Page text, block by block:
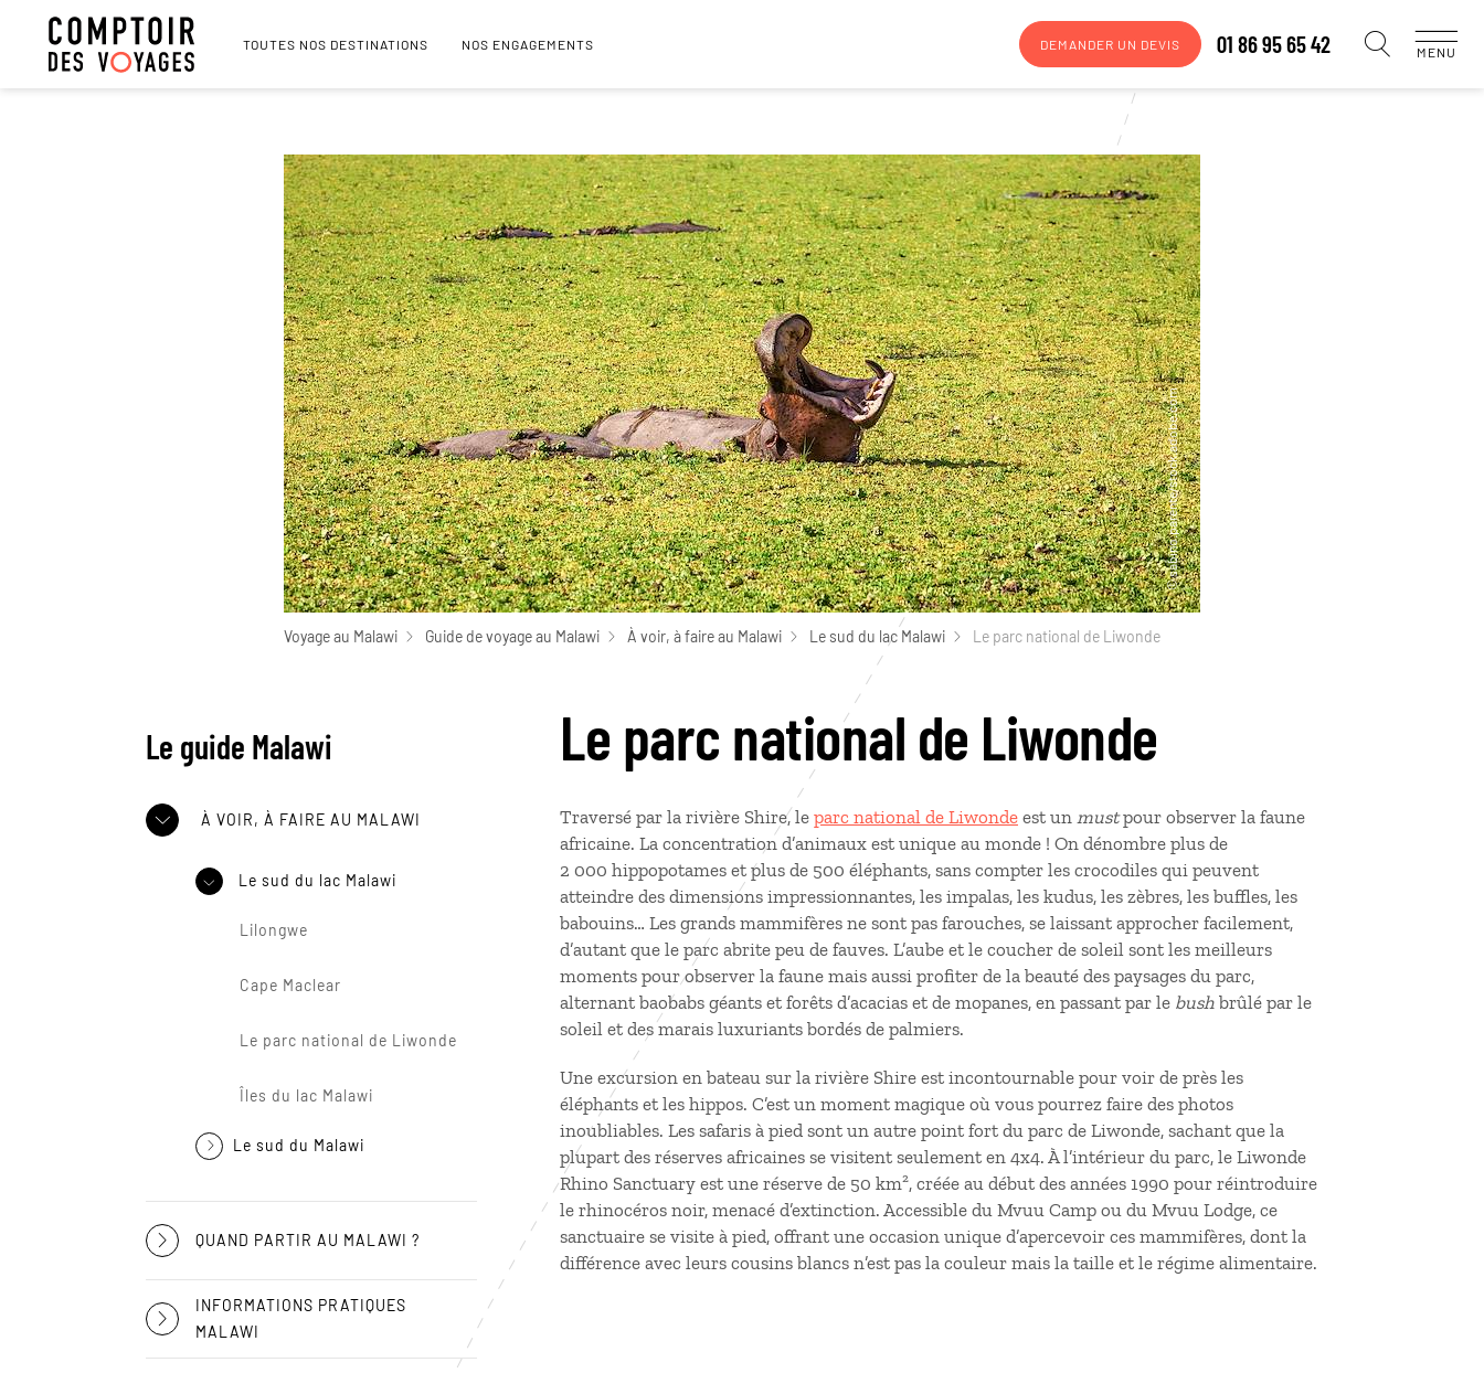
TOUTES NOS DESTINATIONS NOS ENGAGEMENTS DEMANDER UN DEVIS 01 86 95 65 42 MENU
Voyage au Malawi Guide de voyage au Malawi À voir, à faire au Malawi Le sud du lac Malawi Le parc national de Liwonde
Le guide Malawi
À VOIR, À FAIRE AU MALAWI
Le sud du lac Malawi
Lilongwe
Cape Maclear
Le parc national de Liwonde
Îles du lac Malawi
Le sud du Malawi
QUAND PARTIR AU MALAWI ?
INFORMATIONS PRATIQUES
MALAWI
Le parc national de Liwonde
Traversé par la rivière Shire, le parc national de Liwonde est un mustpour observer la faune
africaine. La concentration d’animaux est unique au monde ! On dénombre plus de
2 000 hippopotames et plus de 500 éléphants, sans compter les crocodiles qui peuvent
atteindre des dimensions impressionnantes, les impalas, les kudus, les zèbres, les buffles, les
babouins… Les grands mammifères ne sont pas farouches, se laissant approcher facilement,
d’autant que le parc abrite peu de fauves. L’aube et le coucher de soleil sont les meilleurs
moments pour observer la faune mais aussi profiter de la beauté des paysages du parc,
alternant baobabs géants et forêts d’acacias et de mopanes, en passant par le bush brûlé par le
soleil et des marais luxuriants bordés de palmiers.
Une excursion en bateau sur la rivière Shire est incontournable pour voir de près les
éléphants et les hippos. C’est un moment magique où vous pourrez faire des photos
inoubliables. Les safaris à pied sont un autre point fort du parc de Liwonde, sachant que la
plupart des réserves africaines se visitent seulement en 4x4. À l’intérieur du parc, le Liwonde
Rhino Sanctuary est une réserve de 50 km², créée au début des années 1990 pour réintroduire
le rhinocéros noir, menacé d’extinction. Accessible du Mvuu Camp ou du Mvuu Lodge, ce
sanctuaire se visite à pied, offrant une occasion unique d’apercevoir ces mammifères, dont la
différence avec leurs cousins blancs n’est pas la couleur mais la taille et le régime alimentaire.